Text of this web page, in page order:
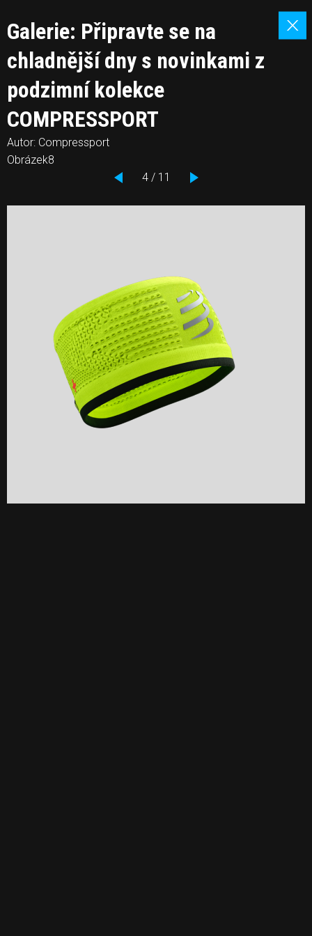
Galerie: Připravte se na
chladnější dny s novinkami z
podzimní kolekce
COMPRESSPORT
Autor: Compressport
Obrázek8
4 / 11